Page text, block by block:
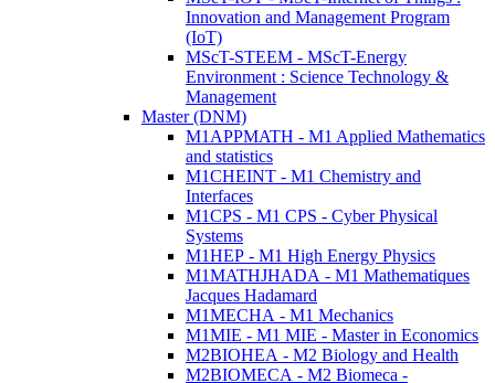
Innovation and Management Program
(IoT)
MScT-STEEM - MScT-Energy
Environment : Science Technology &
Management
Master (DNM)
M1APPMATH - M1 Applied Mathematics
and statistics
M1CHEINT - M1 Chemistry and
Interfaces
M1CPS - M1 CPS - Cyber Physical
Systems
M1HEP - M1 High Energy Physics
M1MATHJHADA - M1 Mathematiques
Jacques Hadamard
M1MECHA - M1 Mechanics
M1MIE - M1 MIE - Master in Economics
M2BIOHEA - M2 Biology and Health
M2BIOMECA - M2 Biomeca -